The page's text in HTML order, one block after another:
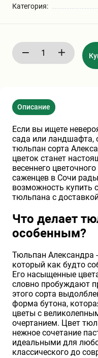
Шарафуга
Бирючина
Плющ
Кустарники
ПАМПАСНАЯ
(КОРТАДЕРИЯ)
Кизильник
Экзотические
Декоративные
Хвойные
Клематис
Глициния
Зелень и
Категория:
Описание
Если вы ищете
сада или ландшафта,
тюльпан сорта
цветок станет
весеннего
саженцев в Сочи
возможность купить
тюльпана с
Что делает
особенным?
Тюльпан Александра
который как будто
Его насыщенные
словно пробуждают
этого сорта
форма бутона,
цветы с
очертанием. Цвет
нежное сочетание
идеальными для
классического до